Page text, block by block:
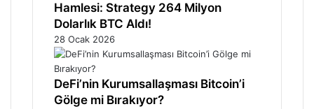
Hamlesi: Strategy 264 Milyon
Dolarlık BTC Aldı!
28 Ocak 2026
DeFi’nin Kurumsallaşması Bitcoin’i
Gölge mi Bırakıyor?